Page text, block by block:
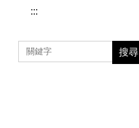
:::
搜尋